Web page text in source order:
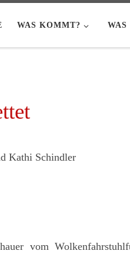
WAS KOMMT? WAS
Kathi Schindler
vom